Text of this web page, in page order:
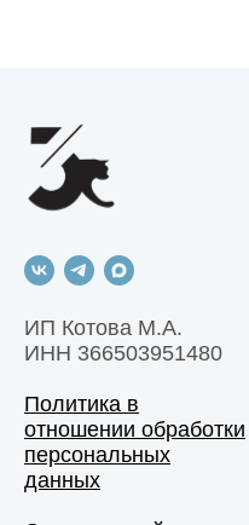
ИП Котова М.А.
ИНН 366503951480
Политика в
отношении обработки
персональных
данных